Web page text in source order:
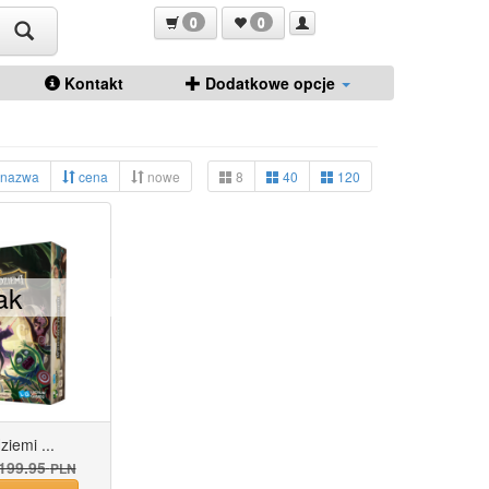
0 0
Kontakt Dodatkowe opcje
nazwa cena nowe 8 40 120
...
PLN